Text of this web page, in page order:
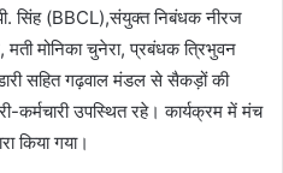
सिंह (BBCL),संयुक्त निबंधक नीरज
मोनिका चुनेरा, प्रबंधक त्रिभुवन
सहित गढ़वाल मंडल से सैकड़ों की
उपस्थित रहे। कार्यक्रम में मंच
किया गया।